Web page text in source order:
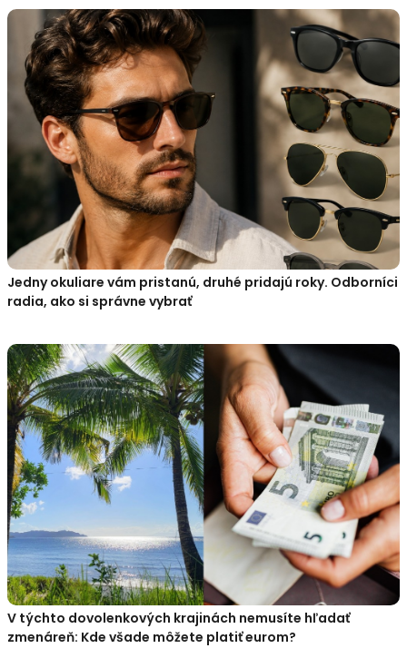
Jedny okuliare vám pristanú, druhé pridajú roky. Odborníci
radia, ako si správne vybrať
V týchto dovolenkových krajinách nemusíte hľadať
zmenáreň: Kde všade môžete platiť eurom?